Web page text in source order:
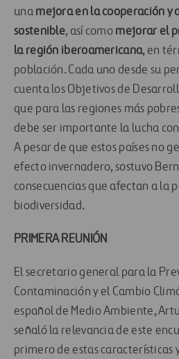
una mejora en la cooperación y
sostenible, así como mejorar el
la región iberoamericana, en
población. Cada uno desde su
cuenta los Objetivos de
que para las regiones más
debe ser importante la lucha
A pesar de que estos países no
efecto invernadero, sostuvo
consecuencias que afectan a la
biodiversidad.
PRIMERA REUNIÓN
El secretario general para la
Contaminación y el Cambio
español de Medio Ambiente,
señaló la relevancia de este
primero de estas características